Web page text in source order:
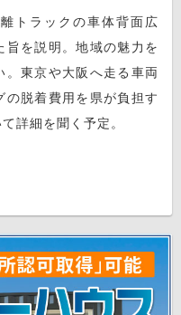
トラックの車体背面広
旨を説明。地域の魅力を
。東京や大阪へ走る車両
の脱着費用を県が負担す
詳細を聞く予定。